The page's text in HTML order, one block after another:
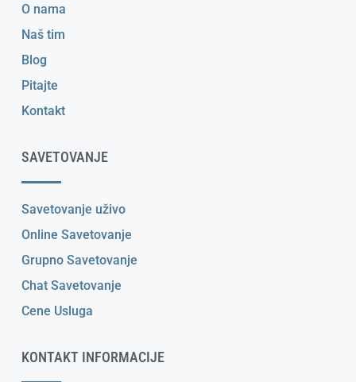
O nama
Naš tim
Blog
Pitajte
Kontakt
SAVETOVANJE
Savetovanje uživo
Online Savetovanje
Grupno Savetovanje
Chat Savetovanje
Cene Usluga
KONTAKT INFORMACIJE